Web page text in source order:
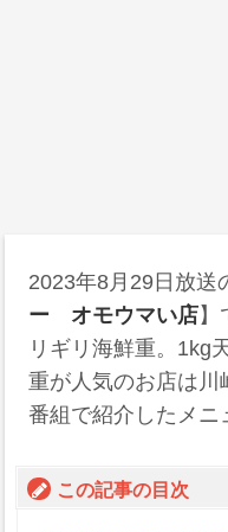
2023年8月29日放送
ー オモウマい店】
リギリ海鮮重。1kg
重が人気のお店は川
番組で紹介したメニ
この記事の目次